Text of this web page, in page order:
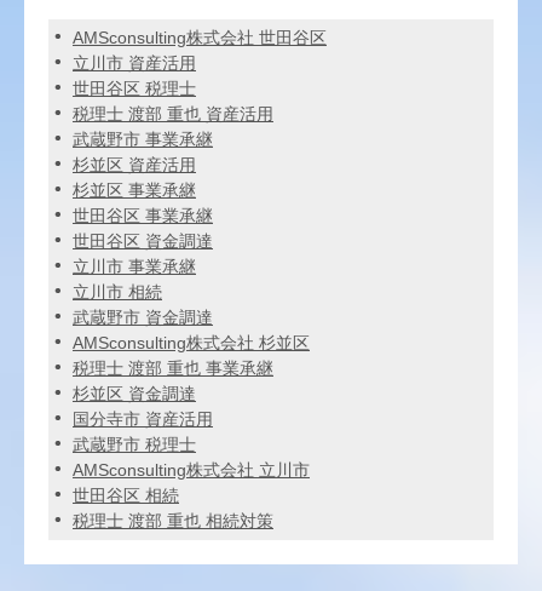
AMSconsulting株式会社 世田谷区
立川市 資産活用
世田谷区 税理士
税理士 渡部 重也 資産活用
武蔵野市 事業承継
杉並区 資産活用
杉並区 事業承継
世田谷区 事業承継
世田谷区 資金調達
立川市 事業承継
立川市 相続
武蔵野市 資金調達
AMSconsulting株式会社 杉並区
税理士 渡部 重也 事業承継
杉並区 資金調達
国分寺市 資産活用
武蔵野市 税理士
AMSconsulting株式会社 立川市
世田谷区 相続
税理士 渡部 重也 相続対策